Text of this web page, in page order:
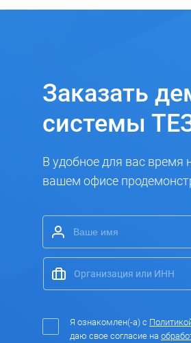
Заказать
системы
В удобное для вас время
вашем офисе
Я ознакомлен(-а) с
даю свое согласие на